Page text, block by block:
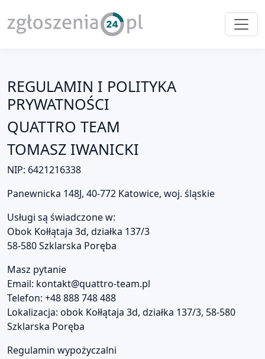
REGULAMIN I POLITYKA
PRYWATNOŚCI
QUATTRO TEAM
TOMASZ IWANICKI
NIP: 6421216338
Panewnicka 148J, 40-772 Katowice, woj. śląskie
Usługi są świadczone w:
Obok Kołłątaja 3d, działka 137/3
58-580 Szklarska Poręba
Masz pytanie
Email: kontakt@quattro-team.pl
Telefon: +48 888 748 488
Lokalizacja: obok Kołłątaja 3d, działka 137/3, 58-580
Szklarska Poręba
Regulamin wypożyczalni